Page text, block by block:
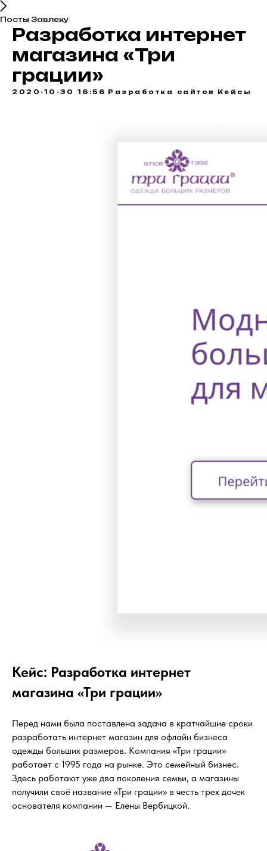
Посты Завлеку
Разработка интернет
магазина «Три
грации»
2020-10-30 16:56 Разработка сайтов Кейсы
Кейс: Разработка интернет
магазина «Три грации»
Перед нами была поставлена задача в кратчайшие сроки
разработать интернет магазин для офлайн бизнеса
одежды больших размеров. Компания «Три грации»
работает с 1995 года на рынке. Это семейный бизнес.
Здесь работают уже два поколения семьи, а магазины
получили своё название «Три грации» в честь трех дочек
основателя компании — Елены Вербицкой.